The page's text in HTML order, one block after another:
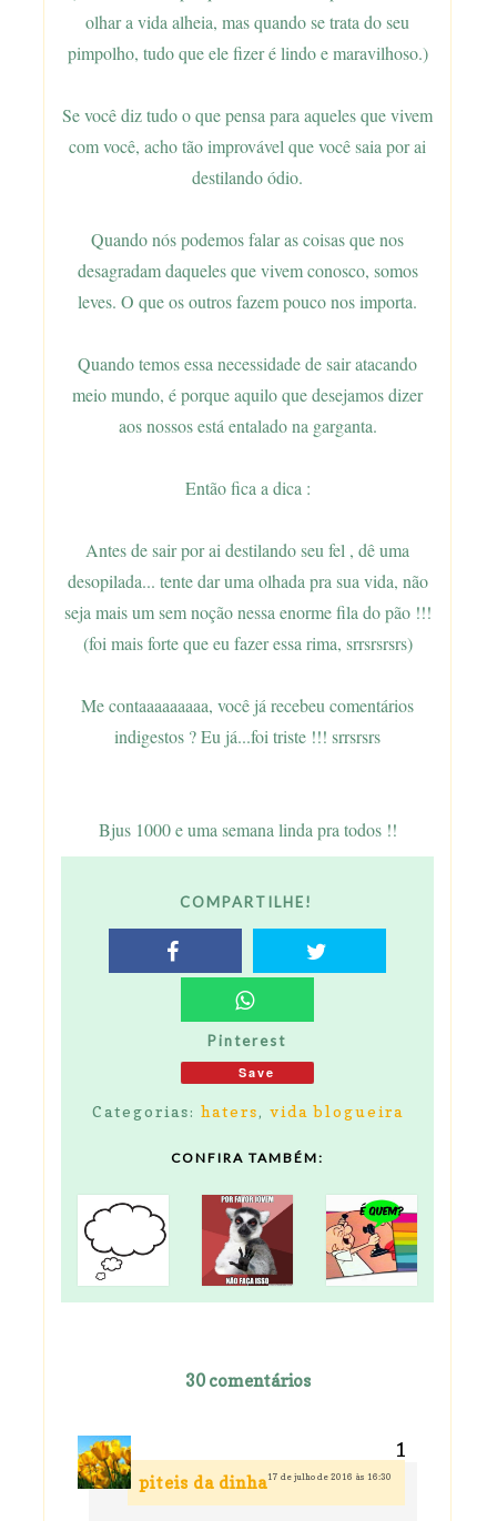
olhar a vida alheia, mas quando se trata do seu
pimpolho, tudo que ele fizer é lindo e maravilhoso.)
Se você diz tudo o que pensa para aqueles que vivem
com você, acho tão improvável que você saia por ai
destilando ódio.
Quando nós podemos falar as coisas que nos
desagradam daqueles que vivem conosco, somos
leves. O que os outros fazem pouco nos importa.
Quando temos essa necessidade de sair atacando
meio mundo, é porque aquilo que desejamos dizer
aos nossos está entalado na garganta.
Então fica a dica :
Antes de sair por ai destilando seu fel , dê uma
desopilada... tente dar uma olhada pra sua vida, não
seja mais um sem noção nessa enorme fila do pão !!!
(foi mais forte que eu fazer essa rima, srrsrsrsrs)
Me contaaaaaaaaa, você já recebeu comentários
indigestos ? Eu já...foi triste !!! srrsrsrs
Bjus 1000 e uma semana linda pra todos !!
COMPARTILHE!
Pinterest
Save
Categorias: haters, vida blogueira
CONFIRA TAMBÉM:
30 comentários
piteis da dinha17 de julho de 2016 às 16:30